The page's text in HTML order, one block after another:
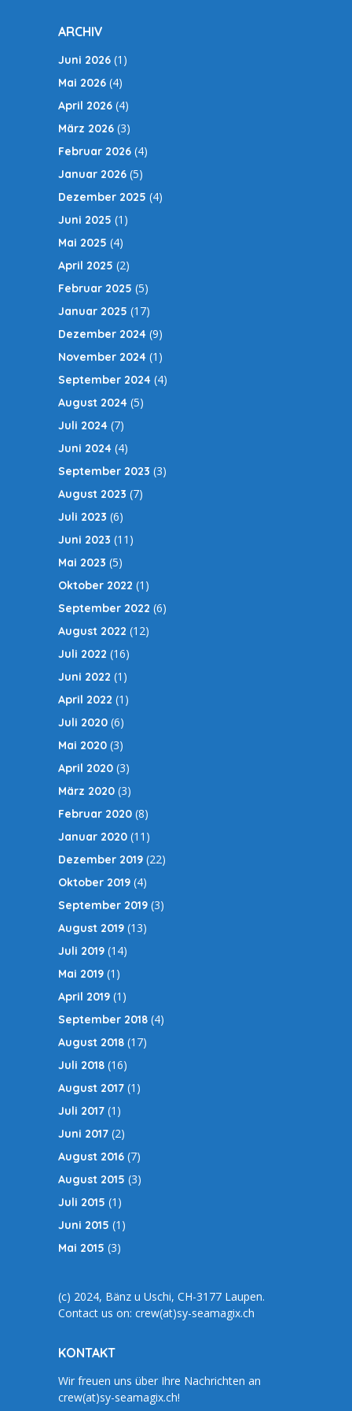
ARCHIV
Juni 2026 (1)
Mai 2026 (4)
April 2026 (4)
März 2026 (3)
Februar 2026 (4)
Januar 2026 (5)
Dezember 2025 (4)
Juni 2025 (1)
Mai 2025 (4)
April 2025 (2)
Februar 2025 (5)
Januar 2025 (17)
Dezember 2024 (9)
November 2024 (1)
September 2024 (4)
August 2024 (5)
Juli 2024 (7)
Juni 2024 (4)
September 2023 (3)
August 2023 (7)
Juli 2023 (6)
Juni 2023 (11)
Mai 2023 (5)
Oktober 2022 (1)
September 2022 (6)
August 2022 (12)
Juli 2022 (16)
Juni 2022 (1)
April 2022 (1)
Juli 2020 (6)
Mai 2020 (3)
April 2020 (3)
März 2020 (3)
Februar 2020 (8)
Januar 2020 (11)
Dezember 2019 (22)
Oktober 2019 (4)
September 2019 (3)
August 2019 (13)
Juli 2019 (14)
Mai 2019 (1)
April 2019 (1)
September 2018 (4)
August 2018 (17)
Juli 2018 (16)
August 2017 (1)
Juli 2017 (1)
Juni 2017 (2)
August 2016 (7)
August 2015 (3)
Juli 2015 (1)
Juni 2015 (1)
Mai 2015 (3)
(c) 2024, Bänz u Uschi, CH-3177 Laupen.
Contact us on: crew(at)sy-seamagix.ch
KONTAKT
Wir freuen uns über Ihre Nachrichten an
crew(at)sy-seamagix.ch!